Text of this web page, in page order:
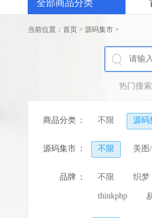
全部商品分类
当前位置： 首页 > 源码集市 >
热门搜索
商品分类 ： 不限 源码
源码集市 ： 不限 美图
品牌 ： 不限 织梦
thinkphp